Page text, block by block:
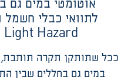
אוטומטי במים גם
לתוואי כבלי חשמל
אחרים. סיווג המתזים יהיה Light Hazard
ככל שתותקן תקרה תותבת,
במים גם בחללים שבין